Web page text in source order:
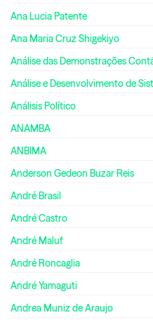
Ana Lucia Patente
Ana Maria Cruz Shigekiyo
Análise das Demonstrações
Análise e Desenvolvimento de
Análisis Político
ANAMBA
ANBIMA
Anderson Gedeon Buzar Reis
André Brasil
André Castro
André Maluf
André Roncaglia
André Yamaguti
Andrea Muniz de Araujo